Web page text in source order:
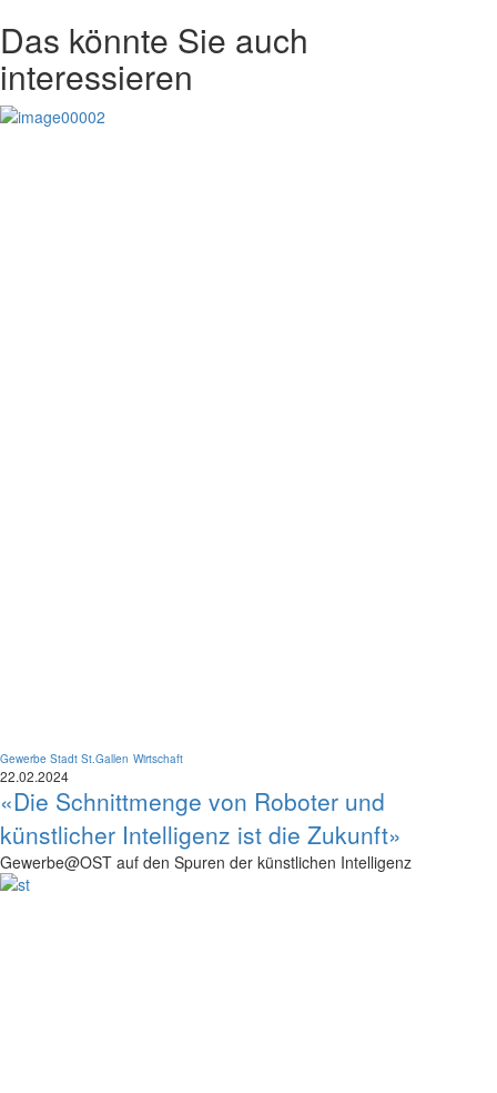
Das könnte Sie auch
interessieren
Gewerbe Stadt St.Gallen Wirtschaft
22.02.2024
«Die Schnittmenge von Roboter und
künstlicher Intelligenz ist die Zukunft»
Gewerbe@OST auf den Spuren der künstlichen Intelligenz